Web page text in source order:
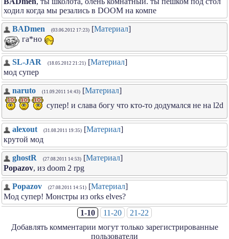
ходил когда мы резались в DOOM на компе
BADmen (03.06.2012 17:23) [Материал]
га*но
SL-JAR (18.05.2012 21:21) [Материал]
мод супер
naruto (11.09.2011 14:43) [Материал]
супер! и слава богу что кто-то додумался не на l2d
alexout (31.08.2011 19:35) [Материал]
крутой мод
ghostR (27.08.2011 14:53) [Материал]
Popazov, из doom 2 rpg
Popazov (27.08.2011 14:51) [Материал]
Мод супер! Монстры из orks elves?
1-10
11-20
21-22
Добавлять комментарии могут только зарегистрированные
пользователи